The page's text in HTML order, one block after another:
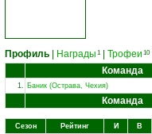
Профиль Награды 1 Трофеи 10|
Команда
1. Баник (Острава, Чехия)
Команда
Сезон Рейтинг И В